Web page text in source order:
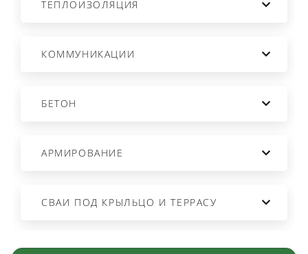
ТЕПЛОИЗОЛЯЦИЯ
КОММУНИКАЦИИ
БЕТОН
АРМИРОВАНИЕ
СВАИ ПОД КРЫЛЬЦО И ТЕРРАСУ
ВЫГРУЗКА